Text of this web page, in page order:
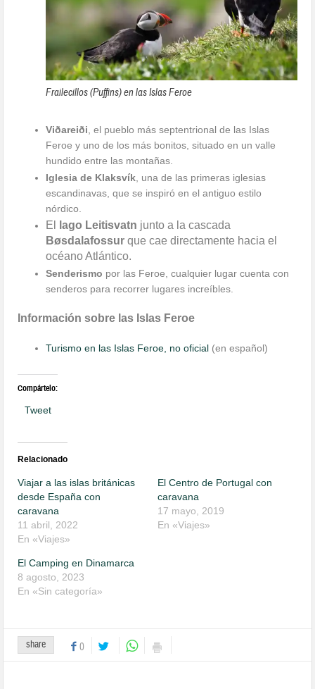
Frailecillos (Puffins) en las Islas Feroe
Viðareiði , el pueblo más septentrional de las Islas
Feroe y uno de los más bonitos, situado en un valle
hundido entre las montañas.
Iglesia de Klaksvík , una de las primeras iglesias
escandinavas, que se inspiró en el antiguo estilo
nórdico.
El lago Leitisvatn junto a la cascada
Bøsdalafossur que cae directamente hacia el
océano Atlántico.
Senderismo por las Feroe, cualquier lugar cuenta con
senderos para recorrer lugares increíbles.
Información sobre las Islas Feroe
Turismo en las Islas Feroe, no oficial (en español)
Compártelo:
Tweet
Relacionado
Viajar a las islas británicas
desde España con
caravana
11 abril, 2022
En «Viajes»
El Centro de Portugal con
caravana
17 mayo, 2019
En «Viajes»
El Camping en Dinamarca
8 agosto, 2023
En «Sin categoría»
share 0